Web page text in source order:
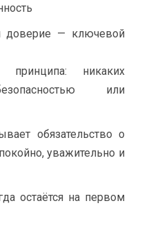
доверие — ключевой
принципа: никаких
или
обязательство о
уважительно и
остаётся на первом